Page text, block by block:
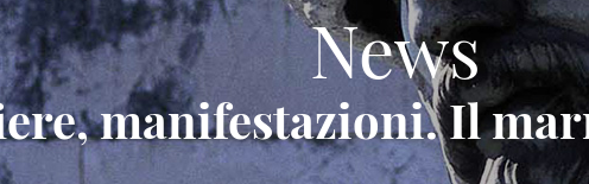
News
manifestazioni. Il